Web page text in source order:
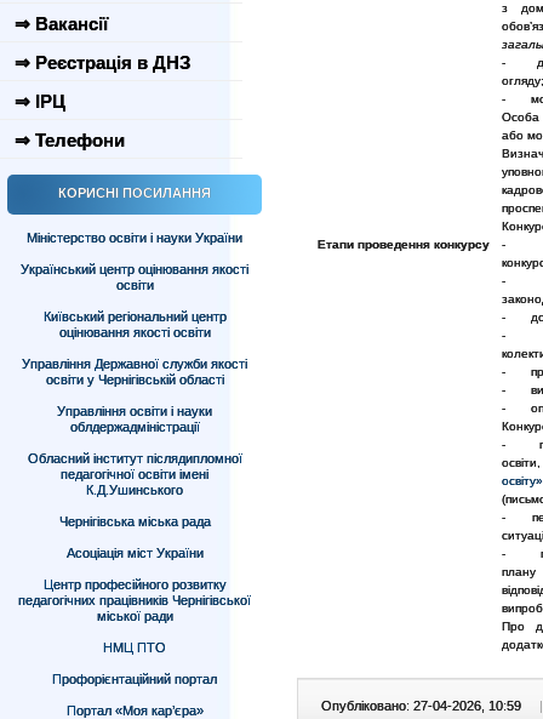
⇒ Вакансії
⇒ Реєстрація в ДНЗ
⇒ ІРЦ
⇒ Телефони
КОРИСНІ ПОСИЛАННЯ
Міністерство освіти і науки України
Український центр оцінювання якості
освіти
Київський регіональний центр
оцінювання якості освіти
Управління Державної служби якості
освіти у Чернігівській області
Управління освіти і науки
облдержадміністрації
Обласний інститут післядипломної
педагогічної освіти імені
К.Д.Ушинського
Чернігівська міська рада
Асоціація міст України
Центр професійного розвитку
педагогічних працівників Чернігівської
міської ради
НМЦ ПТО
Профорієнтаційний портал
Портал «Моя кар’єра»
з
-
огляду;
-
Особа
або
Етапи проведення конкурсу
-
-
-
-
-
-
-
-
освіту»
-
-
плану
Про
Опубліковано: 27-04-2026, 10:59 |